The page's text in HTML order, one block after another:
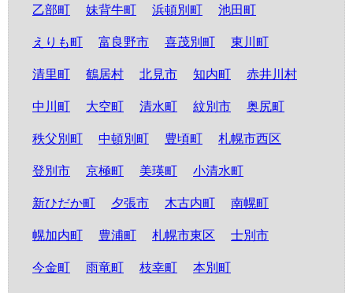
乙部町 妹背牛町 浜頓別町 池田町
えりも町 富良野市 喜茂別町 東川町
清里町 鶴居村 北見市 知内町 赤井川村
中川町 大空町 清水町 紋別市 奥尻町
秩父別町 中頓別町 豊頃町 札幌市西区
登別市 京極町 美瑛町 小清水町
新ひだか町 夕張市 木古内町 南幌町
幌加内町 豊浦町 札幌市東区 士別市
今金町 雨竜町 枝幸町 本別町